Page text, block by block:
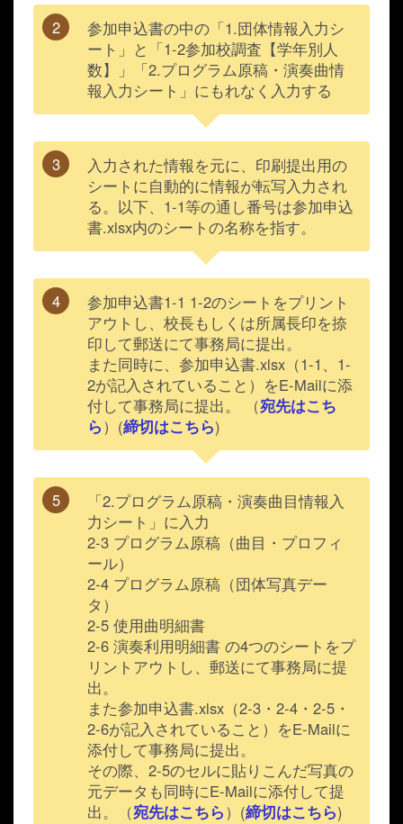
参加申込書の中の「1.団体情報入力シ
ート」と「1-2参加校調査【学年別人
数】」「2.プログラム原稿・演奏曲情
報入力シート」にもれなく入力する
入力された情報を元に、印刷提出用の
シートに自動的に情報が転写入力され
る。以下、 1-1等の通し番号は参加申込
書.xlsx内のシートの名称を指す。
参加申込書1-1 1-2のシートをプリント
アウトし、校長もしくは所属長印を捺
印して郵送にて事務局に提出。
また同時に、参加申込書.xlsx（1-1、1-
2が記入されていること）をE-Mailに添
付して事務局に提出。 （宛先はこち
ら）(締切はこちら)
「2.プログラム原稿・演奏曲目情報入
力シート」に入力
2-3 プログラム原稿（曲目・プロフィ
ール）
2-4 プログラム原稿（団体写真デー
タ）
2-5 使用曲明細書
2-6 演奏利用明細書 の4つのシートをプ
リントアウトし、郵送にて事務局に提
出。
また参加申込書.xlsx（2-3・2-4・2-5・
2-6が記入されていること）をE-Mailに
添付して事務局に提出。
その際、2-5のセルに貼りこんだ写真の
元データも同時にE-Mailに添付して提
出。（宛先はこちら）(締切はこちら)